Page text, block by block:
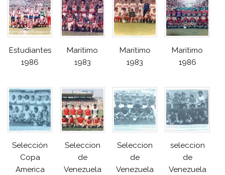
Estudiantes
1986
Maritimo
1983
Maritimo
1983
Maritimo
1986
Selección
Copa
America
Seleccion
de
Venezuela
Seleccion
de
Venezuela
seleccion
de
Venezuela